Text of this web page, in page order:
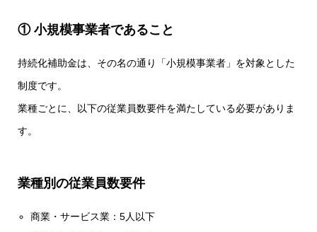
① 小規模事業者であること
持続化補助金は、その名の通り「小規模事業者」を対象とした
制度です。
業種ごとに、以下の従業員数要件を満たしている必要がありま
す。
業種別の従業員数要件
商業・サービス業：5人以下